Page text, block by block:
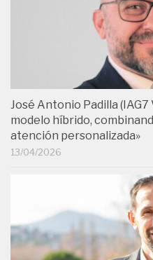
José Antonio Padilla
modelo híbrido,
atención personalizada»
13/04/2026